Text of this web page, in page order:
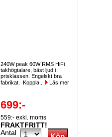
240W peak 60W RMS HiFi
takhögtalare, bäst ljud i
prisklassen. Engelskt bra
fabrikat. Koppla...
Läs mer
699:-
559:- exkl. moms
FRAKTFRITT!
Antal